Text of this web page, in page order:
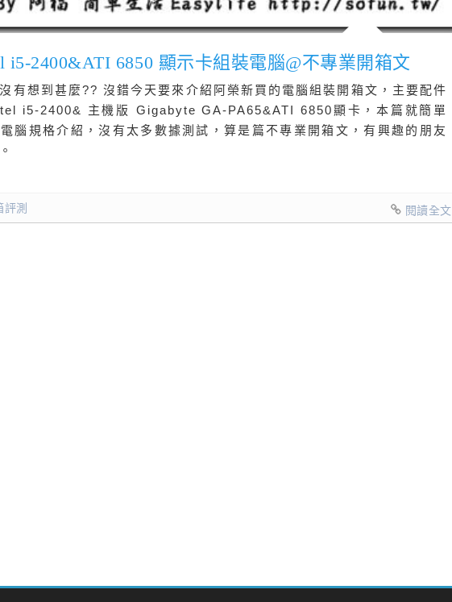
i5-2400&ATI 6850 顯示卡組裝電腦@不專業開箱文
有想到甚麼?? 沒錯今天要來介紹阿榮新買的電腦組裝開箱文，主要配件
i5-2400& 主機版 Gigabyte GA-PA65&ATI 6850顯卡，本篇就簡單
腦規格介紹，沒有太多數據測試，算是篇不專業開箱文，有興趣的朋友
評測 閱讀全文